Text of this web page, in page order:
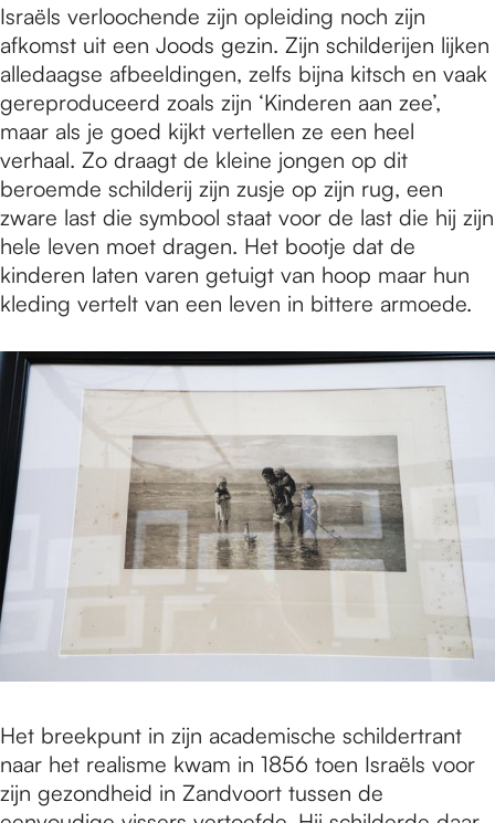
Israëls verloochende zijn opleiding noch zijn
afkomst uit een Joods gezin. Zijn schilderijen lijken
alledaagse afbeeldingen, zelfs bijna kitsch en vaak
gereproduceerd zoals zijn ‘Kinderen aan zee’,
maar als je goed kijkt vertellen ze een heel
verhaal. Zo draagt de kleine jongen op dit
beroemde schilderij zijn zusje op zijn rug, een
zware last die symbool staat voor de last die hij zijn
hele leven moet dragen. Het bootje dat de
kinderen laten varen getuigt van hoop maar hun
kleding vertelt van een leven in bittere armoede.
Het breekpunt in zijn academische schildertrant
naar het realisme kwam in 1856 toen Israëls voor
zijn gezondheid in Zandvoort tussen de